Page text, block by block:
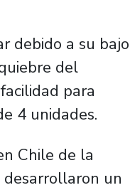
debido a su bajo
del
para
4 unidades.
Chile de la
desarrollaron un